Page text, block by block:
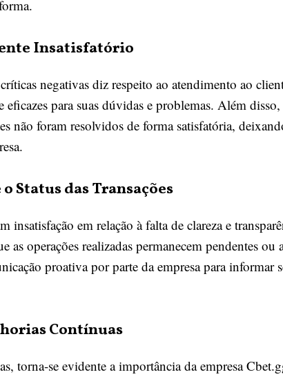
Insatisfatório
negativas diz respeito ao atendimento ao
eficazes para suas dúvidas e problemas. Além
não foram resolvidos de forma satisfatória,
Status das Transações
insatisfação em relação à falta de clareza e
as operações realizadas permanecem pendentes
proativa por parte da empresa para informar
Contínuas
torna-se evidente a importância da empresa